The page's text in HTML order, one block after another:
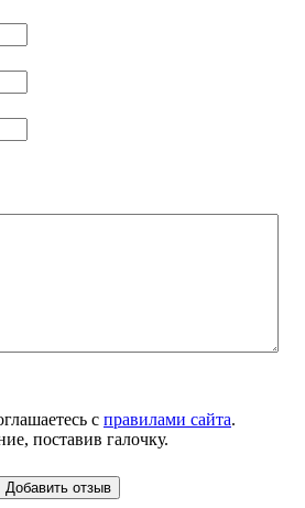
с правилами сайта.
поставив галочку.
Добавить отзыв